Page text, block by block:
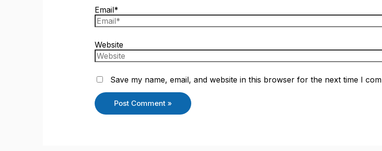
Email*
Website
Save my name, email, and website in this browser for the next time I